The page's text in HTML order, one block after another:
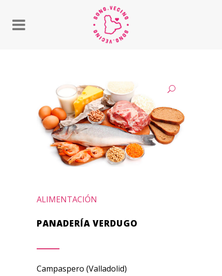
ALIMENTACIÓN
PANADERÍA VERDUGO
Campaspero (Valladolid)